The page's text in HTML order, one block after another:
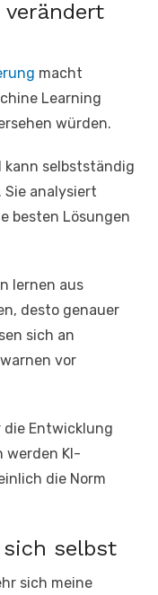
macht
Learning
würden.
kann selbstständig
Sie analysiert
besten Lösungen
lernen aus
desto genauer
sich an
vor
die Entwicklung
werden KI-
die Norm
selbst
sich meine